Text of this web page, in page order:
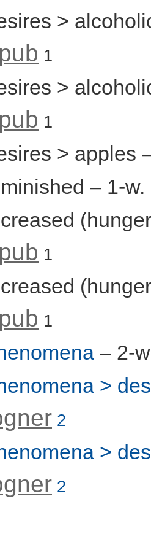
>
1
>
1
> apples
– 1-
1
1
– 2-
>
2
>
2